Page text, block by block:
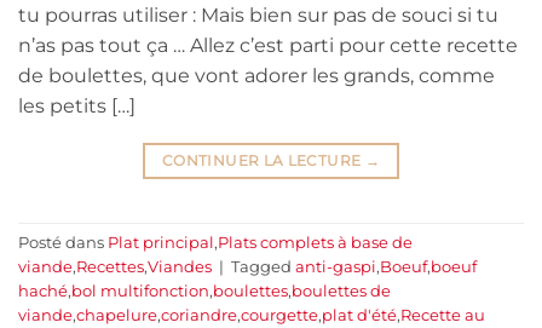
tu pourras utiliser : Mais bien sur pas de souci si tu
n’as pas tout ça … Allez c’est parti pour cette recette
de boulettes, que vont adorer les grands, comme
les petits […]
CONTINUER LA LECTURE →
Posté dans Plat principal ,Plats complets à base de
viande,Recettes,Viandes | Tagged anti-gaspi,Boeuf,boeuf
haché,bol multifonction,boulettes,boulettes de
viande,chapelure,coriandre,courgette,plat d'été,Recette au